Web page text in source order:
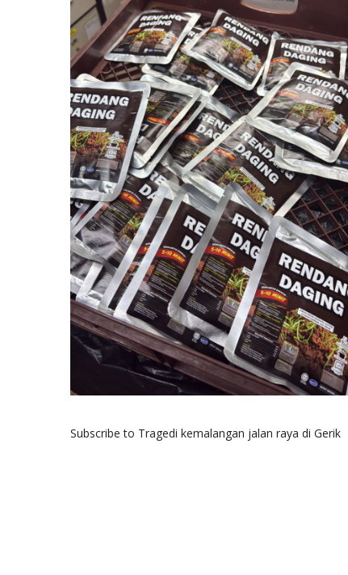
Subscribe to Tragedi kemalangan jalan raya di Gerik